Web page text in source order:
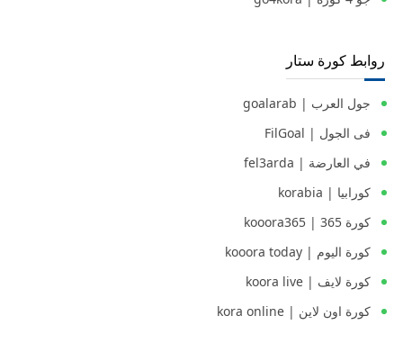
روابط كورة ستار
جول العرب | goalarab
فى الجول | FilGoal
في العارضة | fel3arda
كورابيا | korabia
كورة 365 | kooora365
كورة اليوم | kooora today
كورة لايف | koora live
كورة اون لاين | kora online